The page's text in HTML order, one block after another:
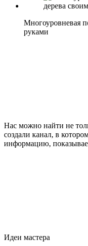
Многоуровневая
руками
Нас можно найти не
создали канал, в
информацию,
Идеи мастера